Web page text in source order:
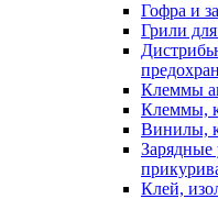
Гофра и
Грили
Клеммы
Клеммы,
Винилы,
Зарядные
Клей,